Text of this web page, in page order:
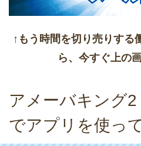
↑もう時間を切り売りする
ら、今すぐ上の
アメーバキング
でアプリを使っ